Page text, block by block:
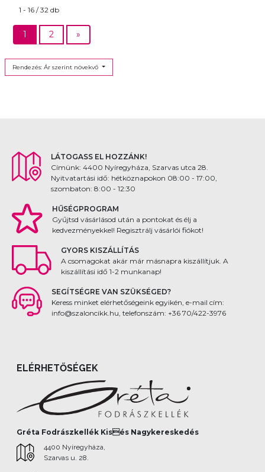
1 - 16 / 32 db
1 2 »
Rendezés: Ár szerint növekvő
LÁTOGASS EL HOZZÁNK!
Címünk: 4400 Nyíregyháza, Szarvas utca 28.
Nyitvatartási idő: hétköznapokon 08:00 - 17:00,
szombaton: 8:00 - 12:30
HŰSÉGPROGRAM
Gyűjtsd vásárlásod után a pontokat és élj a
kedvezményekkel! Regisztrálj vásárlói fiókot!
GYORS KISZÁLLÍTÁS
A csomagokat akár már másnapra kiszállítjuk. A
kiszállítási idő 1-2 munkanap!
SEGÍTSÉGRE VAN SZÜKSÉGED?
Keress minket elérhetőségeink egyikén, e-mail cím:
info@szaloncikk.hu, telefonszám: +36 70/422-3976
ELÉRHETŐSÉGEK
Gréta Fodrászkellék Kisés Nagykereskedés
4400 Nyíregyháza,
Szarvas u. 28.